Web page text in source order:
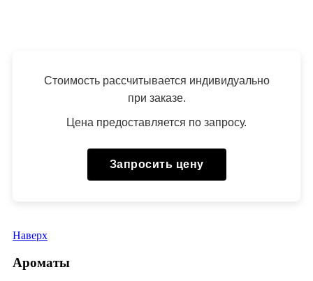
Стоимость рассчитывается индивидуально
при заказе.
Цена предоставляется по запросу.
Запросить цену
Наверх
Ароматы